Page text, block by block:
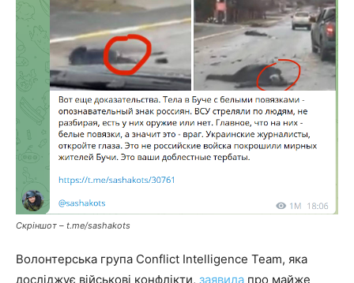
Скріншот – t.me/sashakots
Волонтерська група Conflict Intelligence Team, яка
досліджує військові конфлікти, заявила про майже